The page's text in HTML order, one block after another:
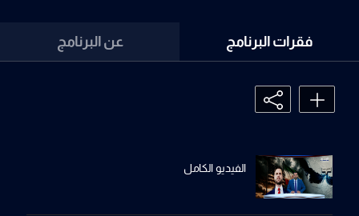
فقرات البرنامج عن البرنامج
الفيديو الكامل